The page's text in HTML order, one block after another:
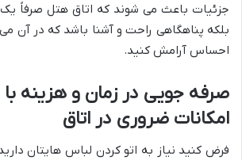
جزئیات باعث می شوند که اتاق هتل صرفاً
بلکه پناهگاهی راحت و آشنا باشد که در آن می
احساس آرامش کنید.
صرفه جویی در زمان و هزینه
امکانات ضروری در اتاق
فرض کنید نیاز به اتو کردن لباس هایتان